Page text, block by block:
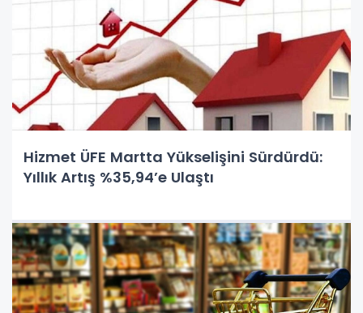
Hizmet ÜFE Martta Yükselişini Sürdürdü:
Yıllık Artış %35,94’e Ulaştı